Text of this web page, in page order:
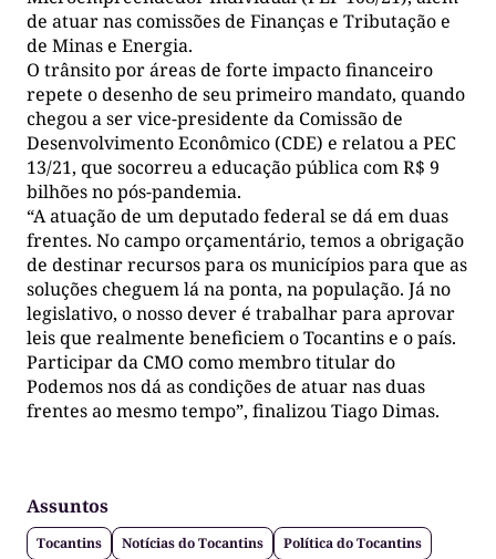
de atuar nas comissões de Finanças e Tributação e
de Minas e Energia.
O trânsito por áreas de forte impacto financeiro
repete o desenho de seu primeiro mandato, quando
chegou a ser vice-presidente da Comissão de
Desenvolvimento Econômico (CDE) e relatou a PEC
13/21, que socorreu a educação pública com R$ 9
bilhões no pós-pandemia.
“A atuação de um deputado federal se dá em duas
frentes. No campo orçamentário, temos a obrigação
de destinar recursos para os municípios para que as
soluções cheguem lá na ponta, na população. Já no
legislativo, o nosso dever é trabalhar para aprovar
leis que realmente beneficiem o Tocantins e o país.
Participar da CMO como membro titular do
Podemos nos dá as condições de atuar nas duas
frentes ao mesmo tempo”, finalizou Tiago Dimas.
Assuntos
Tocantins Notícias do Tocantins
Política do Tocantins